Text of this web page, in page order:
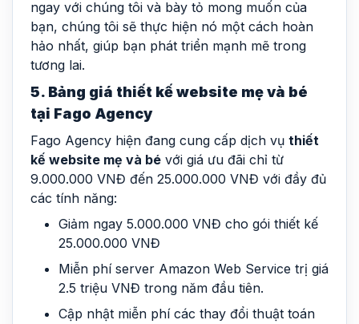
ngay với chúng tôi và bày tỏ mong muốn của
bạn, chúng tôi sẽ thực hiện nó một cách hoàn
hảo nhất, giúp bạn phát triển mạnh mẽ trong
tương lai.
5. Bảng giá thiết kế website mẹ và bé
tại Fago Agency
Fago Agency hiện đang cung cấp dịch vụ thiết
kế website mẹ và bé với giá ưu đãi chỉ từ
9.000.000 VNĐ đến 25.000.000 VNĐ với đầy đủ
các tính năng:
Giảm ngay 5.000.000 VNĐ cho gói thiết kế
25.000.000 VNĐ
Miễn phí server Amazon Web Service trị giá
2.5 triệu VNĐ trong năm đầu tiên.
Cập nhật miễn phí các thay đổi thuật toán